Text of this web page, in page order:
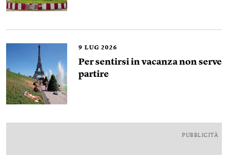
9 LUG 2026
Per sentirsi in vacanza non serve
partire
PUBBLICITÀ